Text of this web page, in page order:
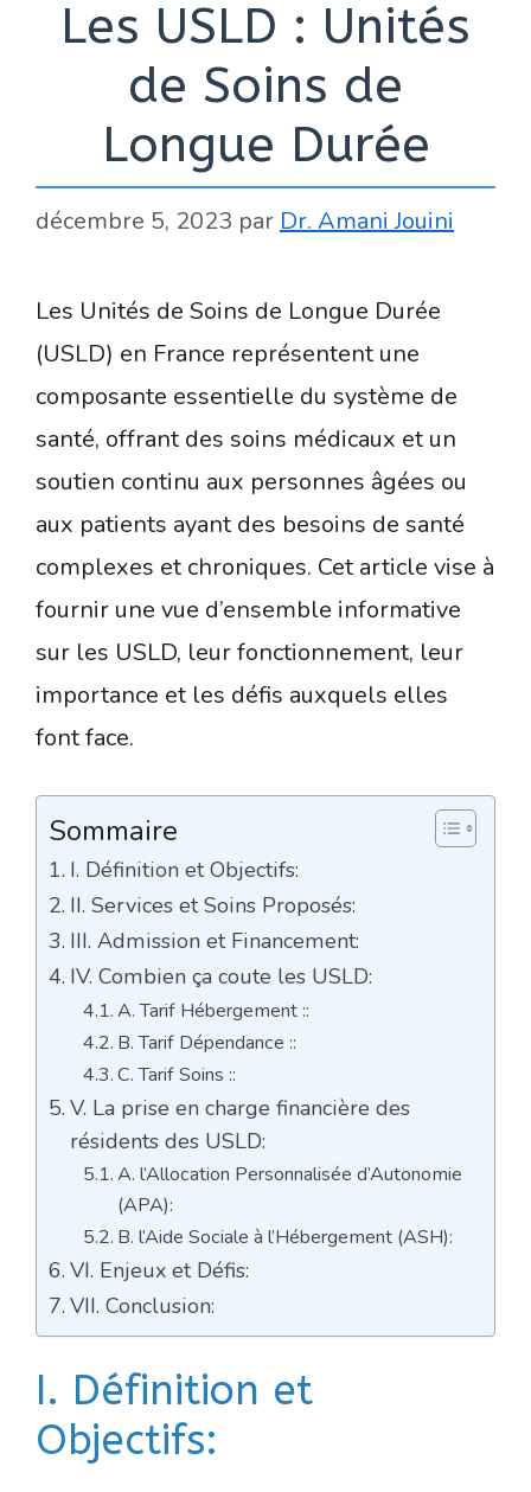
Les USLD : Unités
de Soins de
Longue Durée
décembre 5, 2023 par Dr. Amani Jouini
Les Unités de Soins de Longue Durée
(USLD) en France représentent une
composante essentielle du système de
santé, offrant des soins médicaux et un
soutien continu aux personnes âgées ou
aux patients ayant des besoins de santé
complexes et chroniques. Cet article vise à
fournir une vue d’ensemble informative
sur les USLD, leur fonctionnement, leur
importance et les défis auxquels elles
font face.
Sommaire
I. Définition et Objectifs:
II. Services et Soins Proposés:
III. Admission et Financement:
IV. Combien ça coute les USLD:
A. Tarif Hébergement ::
B. Tarif Dépendance ::
C. Tarif Soins ::
V. La prise en charge financière des
résidents des USLD:
A. l’Allocation Personnalisée d’Autonomie
(APA):
B. l’Aide Sociale à l’Hébergement (ASH):
VI. Enjeux et Défis:
VII. Conclusion:
I. Définition et
Objectifs: